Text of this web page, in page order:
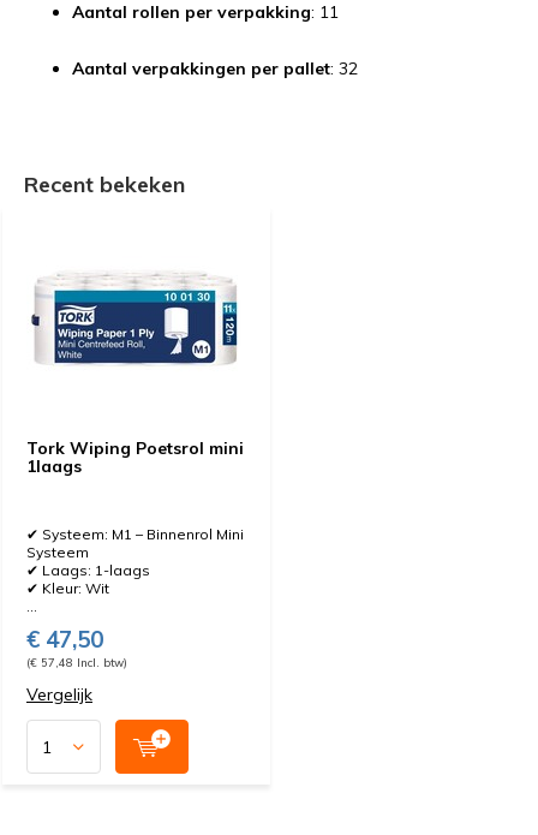
Aantal rollen per verpakking: 11
Aantal verpakkingen per pallet: 32
Recent bekeken
Tork Wiping Poetsrol mini
1laags
✔ Systeem: M1 – Binnenrol Mini
Systeem
✔ Laags: 1-laags
✔ Kleur: Wit
...
€ 47,50
(€ 57,48 Incl. btw)
Vergelijk